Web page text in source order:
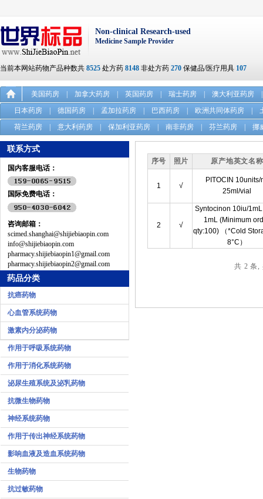
Non-clinical Research-used
Medicine Sample Provider
当前本网站药物产品种数共 8525 处方药 8148 非处方药 270 保健品/医疗用具 107
美国药房 加拿大药房 英国药房 瑞士药房 澳大利亚药房
日本药房
德国药房 孟加拉药房 巴西药房 欧洲共同体药房
荷兰药房
意大利药房 保加利亚药房 南非药房 芬兰药房 挪
联系方式
国内客服电话：
国际免费电话：
咨询邮箱：
scimed.shanghai@shijiebiaopin.com
info@shijiebiaopin.com
pharmacy.shijiebiaopin1@gmail.com
pharmacy.shijiebiaopin2@gmail.com
药品分类
抗癌药物
心血管系统药物
激素内分泌药物
作用于呼吸系统药物
作用于消化系统药物
泌尿生殖系统及泌乳药物
抗微生物药物
神经系统药物
作用于传出神经系统药物
影响血液及造血系统药物
生物药物
抗过敏药物
序号 照片 原产地英文名
1 √
PITOCIN 10units/
25ml/vial
2 √
Syntocinon 10iu/
1mL (Minimum
qty:100) （*Cold
8°C）
共 2 条,